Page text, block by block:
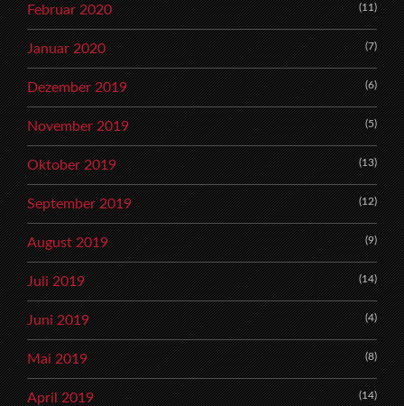
Februar 2020 (11)
Januar 2020 (7)
Dezember 2019 (6)
November 2019 (5)
Oktober 2019 (13)
September 2019 (12)
August 2019 (9)
Juli 2019 (14)
Juni 2019 (4)
Mai 2019 (8)
April 2019 (14)